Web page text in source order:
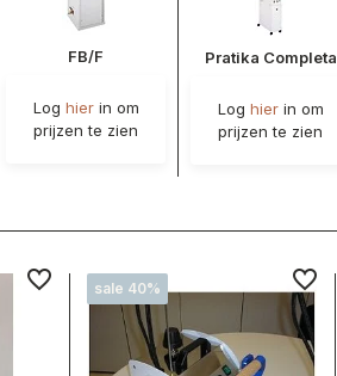
FB/F
Log hierin om
prijzen te zien
Pratika Completa
Log hierin om
prijzen te zien
sale 40%